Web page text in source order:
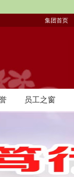
集团首页
员工之窗